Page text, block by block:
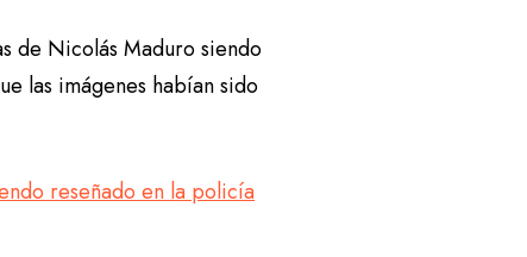
de Nicolás Maduro siendo
las imágenes habían sido
reseñado en la policía